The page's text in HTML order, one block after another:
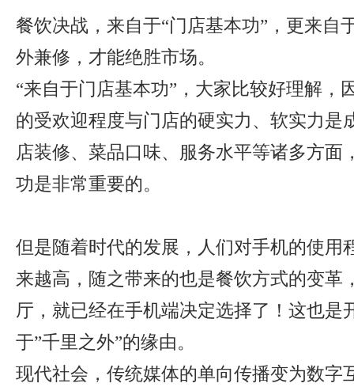
餐饮决战，来自于“门店基本功”，更来自
外兼修，才能绝胜市场。
“来自于门店基本功”，大家比较好理解，
的受欢迎程度与门店的硬实力、软实力是
店装修、菜品口味、服务水平等诸多方面
功是非常重要的。
但是随着时代的发展，人们对手机的使用
来越高，随之带来的也是餐饮方式的变革
厅，就已经在手机端决定选择了！这也是
于”千里之外”的缘由。
现代社会，传统媒体的单向传播变为数字